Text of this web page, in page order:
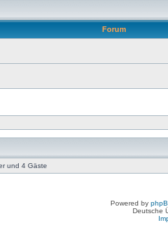
Forum
und 4 Gäste
Powered by
Deutsche